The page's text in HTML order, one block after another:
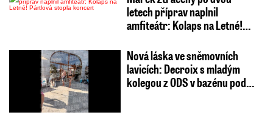
letech příprav naplnil
amfiteátr: Kolaps na Letné!…
Nová láska ve sněmovních
lavicích: Decroix s mladým
kolegou z ODS v bazénu pod…